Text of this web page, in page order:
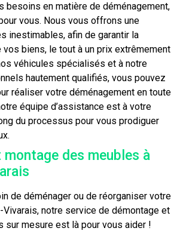
besoins en matière de déménagement,
vous. Nous vous offrons une
inestimables, afin de garantir la
biens, le tout à un prix extrêmement
véhicules spécialisés et à notre
hautement qualifiés, vous pouvez
réaliser votre déménagement en toute
équipe d’assistance est à votre
du processus pour vous prodiguer
montage des meubles à
de déménager ou de réorganiser votre
Vivarais, notre service de démontage et
sur mesure est là pour vous aider !